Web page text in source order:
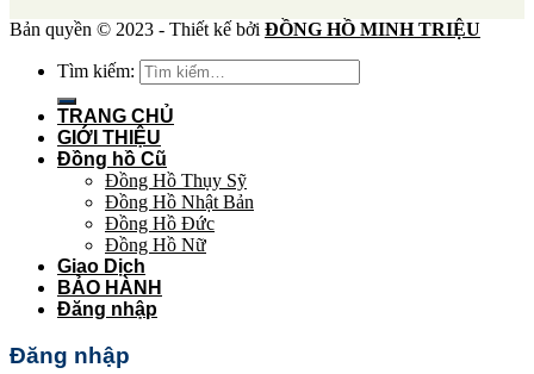
Bản quyền © 2023 - Thiết kế bởi ĐỒNG HỒ MINH TRIỆU
Tìm kiếm:
TRANG CHỦ
GIỚI THIỆU
Đồng hồ Cũ
Đồng Hồ Thụy Sỹ
Đồng Hồ Nhật Bản
Đồng Hồ Đức
Đồng Hồ Nữ
Giao Dịch
BẢO HÀNH
Đăng nhập
Đăng nhập